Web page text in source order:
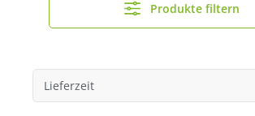
Produkte filtern